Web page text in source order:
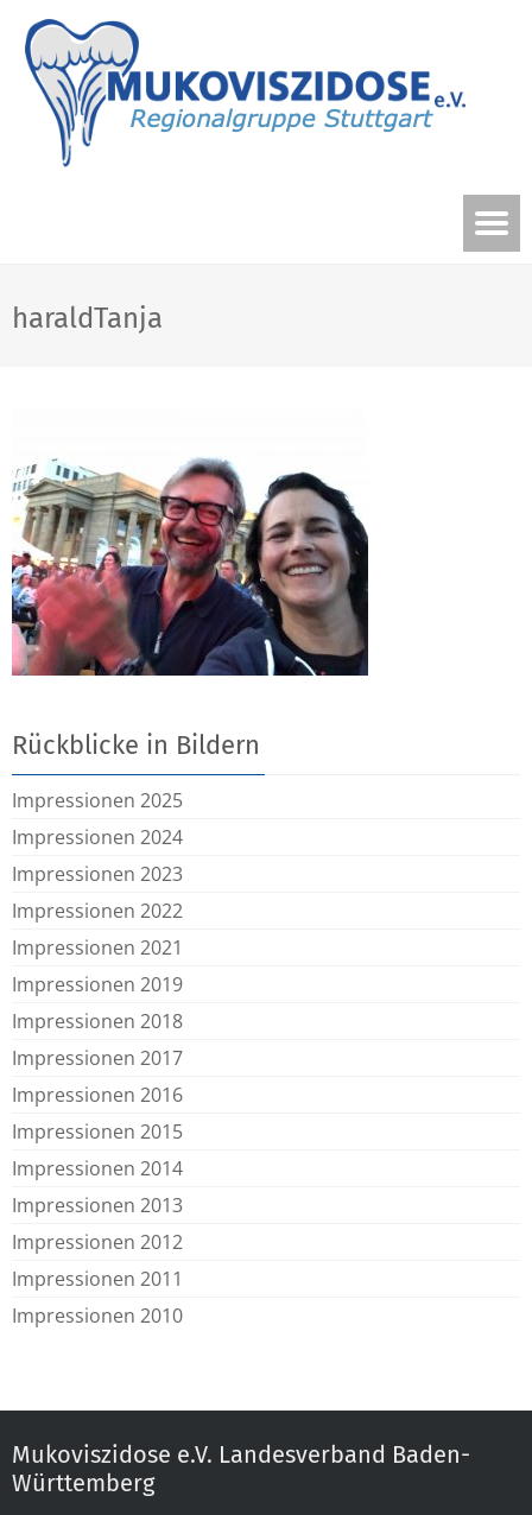
haraldTanja
Rückblicke in Bildern
Impressionen 2025
Impressionen 2024
Impressionen 2023
Impressionen 2022
Impressionen 2021
Impressionen 2019
Impressionen 2018
Impressionen 2017
Impressionen 2016
Impressionen 2015
Impressionen 2014
Impressionen 2013
Impressionen 2012
Impressionen 2011
Impressionen 2010
Mukoviszidose e.V. Landesverband Baden-
Württemberg